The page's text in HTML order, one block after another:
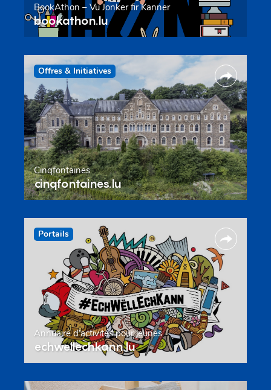
BookAthon – Vu Jonker fir Kanner
bookathon.lu
Offres & Initiatives
Cinqfontaines
cinqfontaines.lu
Portails
Annuaire d’activités pour jeunes
echwellechkann.lu